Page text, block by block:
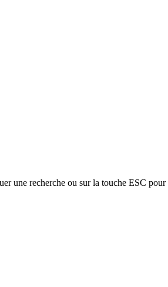
une recherche ou sur la touche ESC pour